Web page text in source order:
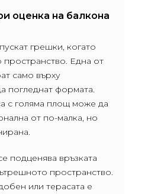
оценка на балкона
грешки, когато
Една от
само върху
погледнат формата.
с голяма площ може да
от по-малка, но
подценява връзката
пространство.
или терасата е